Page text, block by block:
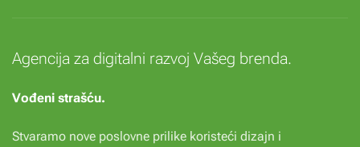
Agencija za digitalni razvoj Vašeg brenda.
Vođeni strašću.
Stvaramo nove poslovne prilike koristeći dizajn i